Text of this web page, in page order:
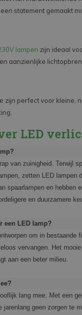
statement gemaakt
lampen zijn ideaal
aanzienlijke
zijn perfect voor kleine,
LED
van zuinigheid. Terwijl
zetten LED lampen
spaarlampen en hebben
en duurzamere
een LED lamp?
om in bestaande
vervangen. Het
aan een beter milieu.
lang mee. Met een
jarenlang geen zorgen te